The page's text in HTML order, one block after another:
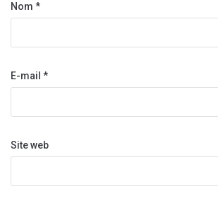
Nom *
E-mail *
Site web